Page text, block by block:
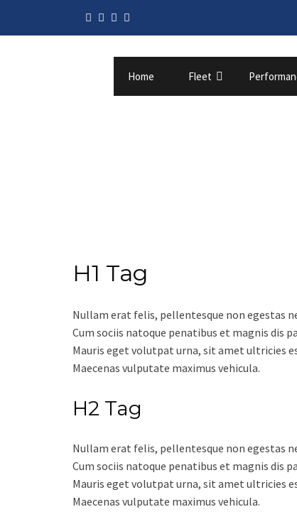
Home Fleet
H1 Tag
Nullam erat felis, pellentesque non egestas
Cum sociis natoque penatibus et magnis dis
Mauris eget volutpat urna, sit amet ultricies
Maecenas vulputate maximus vehicula.
H2 Tag
Nullam erat felis, pellentesque non egestas
Cum sociis natoque penatibus et magnis dis
Mauris eget volutpat urna, sit amet ultricies
Maecenas vulputate maximus vehicula.